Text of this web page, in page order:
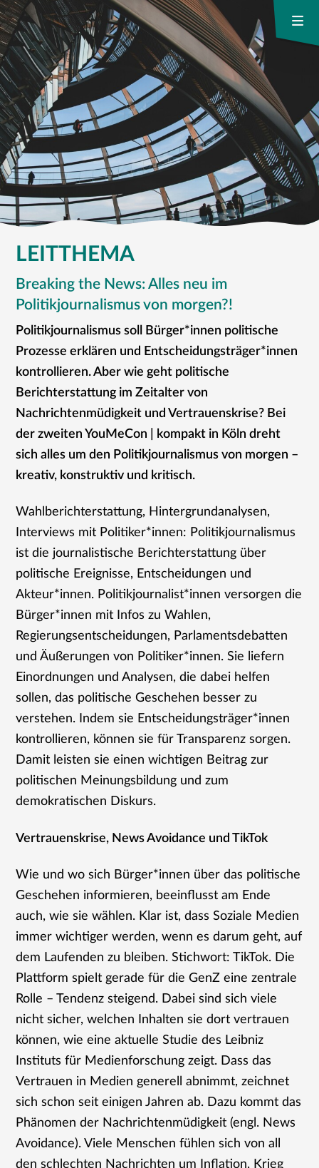
LEITTHEMA
Breaking the News: Alles neu im
Politikjournalismus von morgen?!
Politikjournalismus soll Bürger*innen politische
Prozesse erklären und Entscheidungsträger*innen
kontrollieren. Aber wie geht politische
Berichterstattung im Zeitalter von
Nachrichtenmüdigkeit und Vertrauenskrise? Bei
der zweiten YouMeCon | kompakt in Köln dreht
sich alles um den Politikjournalismus von morgen –
kreativ, konstruktiv und kritisch.
Wahlberichterstattung, Hintergrundanalysen,
Interviews mit Politiker*innen: Politikjournalismus
ist die journalistische Berichterstattung über
politische Ereignisse, Entscheidungen und
Akteur*innen. Politikjournalist*innen versorgen die
Bürger*innen mit Infos zu Wahlen,
Regierungsentscheidungen, Parlamentsdebatten
und Äußerungen von Politiker*innen. Sie liefern
Einordnungen und Analysen, die dabei helfen
sollen, das politische Geschehen besser zu
verstehen. Indem sie Entscheidungsträger*innen
kontrollieren, können sie für Transparenz sorgen.
Damit leisten sie einen wichtigen Beitrag zur
politischen Meinungsbildung und zum
demokratischen Diskurs.
Vertrauenskrise, News Avoidance und TikTok
Wie und wo sich Bürger*innen über das politische
Geschehen informieren, beeinflusst am Ende
auch, wie sie wählen. Klar ist, dass Soziale Medien
immer wichtiger werden, wenn es darum geht, auf
dem Laufenden zu bleiben. Stichwort: TikTok. Die
Plattform spielt gerade für die GenZ eine zentrale
Rolle – Tendenz steigend. Dabei sind sich viele
nicht sicher, welchen Inhalten sie dort vertrauen
können, wie eine aktuelle Studie des Leibniz
Instituts für Medienforschung zeigt. Dass das
Vertrauen in Medien generell abnimmt, zeichnet
sich schon seit einigen Jahren ab. Dazu kommt das
Phänomen der Nachrichtenmüdigkeit (engl. News
Avoidance). Viele Menschen fühlen sich von all
den schlechten Nachrichten um Inflation, Krieg